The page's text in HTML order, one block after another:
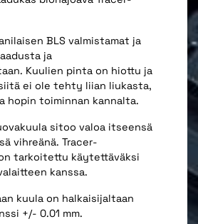
BLS valmistamat ja
ja
Kuulien pinta on hiottu ja
ei ole tehty liian liukasta,
hopin toiminnan kannalta.
sitoo valoa itseensä
vihreänä. Tracer-
tarkoitettu käytettäväksi
kanssa.
kuula on halkaisijaltaan
+/- 0.01 mm.